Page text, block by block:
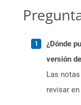
¿Dónde
versión
Las
revisar en